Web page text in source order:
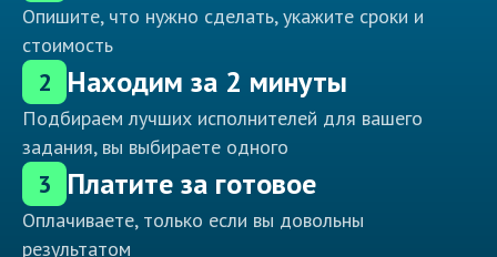
Опишите, что нужно сделать, укажите сроки и
стоимость
2 Находим за 2 минуты
Подбираем лучших исполнителей для вашего
задания, вы выбираете одного
3 Платите за готовое
Оплачиваете, только если вы довольны
результатом